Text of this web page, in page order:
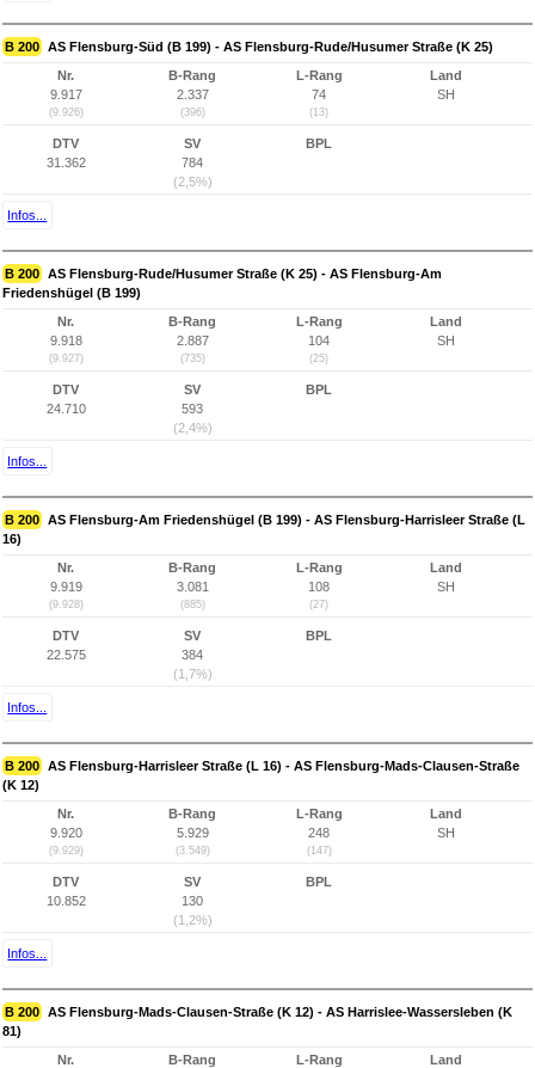
B 200 AS Flensburg-Süd (B 199) - AS Flensburg-Rude/Husumer Straße (K 25)
Nr.
9.917
(9.926)
B-Rang
2.337
(396)
L-Rang
74
(13)
Land
SH
DTV
31.362
SV
784
(2,5%)
BPL
Infos...
B 200 AS Flensburg-Rude/Husumer Straße (K 25) - AS Flensburg-Am
Friedenshügel (B 199)
Nr.
9.918
(9.927)
B-Rang
2.887
(735)
L-Rang
104
(25)
Land
SH
DTV
24.710
SV
593
(2,4%)
BPL
Infos...
B 200 AS Flensburg-Am Friedenshügel (B 199) - AS Flensburg-Harrisleer Straße (L
16)
Nr.
9.919
(9.928)
B-Rang
3.081
(885)
L-Rang
108
(27)
Land
SH
DTV
22.575
SV
384
(1,7%)
BPL
Infos...
B 200 AS Flensburg-Harrisleer Straße (L 16) - AS Flensburg-Mads-Clausen-Straße
(K 12)
Nr.
9.920
(9.929)
B-Rang
5.929
(3.549)
L-Rang
248
(147)
Land
SH
DTV
10.852
SV
130
(1,2%)
BPL
Infos...
B 200 AS Flensburg-Mads-Clausen-Straße (K 12) - AS Harrislee-Wassersleben (K
81)
Nr.
B-Rang
L-Rang
Land